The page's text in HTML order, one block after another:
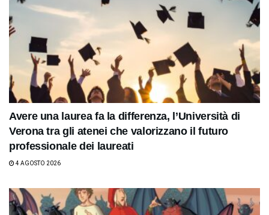
Avere una laurea fa la differenza, l’Università di
Verona tra gli atenei che valorizzano il futuro
professionale dei laureati
4 AGOSTO 2026